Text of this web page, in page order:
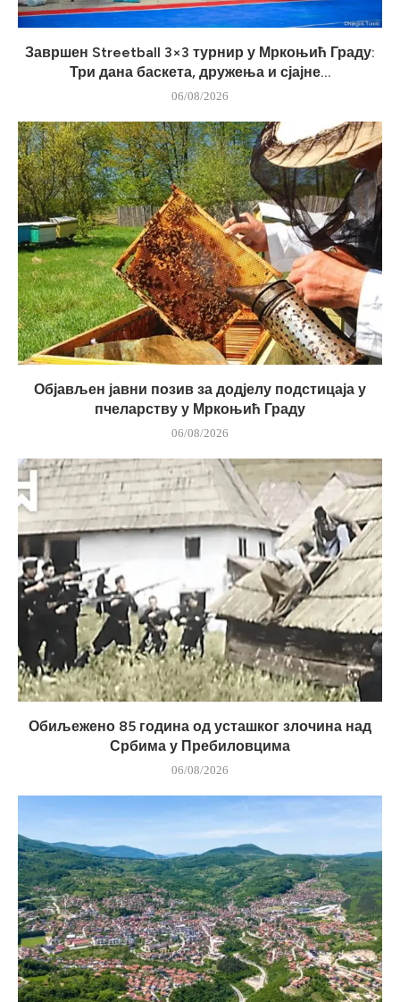
Завршен Streetball 3×3 турнир у Мркоњић Граду:
Три дана баскета, дружења и сјајне...
06/08/2026
Објављен јавни позив за додјелу подстицаја у
пчеларству у Мркоњић Граду
06/08/2026
Обиљежено 85 година од усташког злочина над
Србима у Пребиловцима
06/08/2026